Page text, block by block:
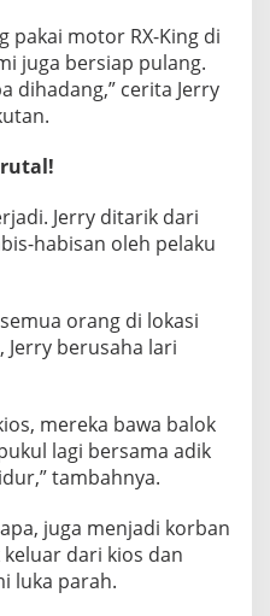
pakai motor RX-King di
juga bersiap pulang.
dihadang,” cerita Jerry
Jerry ditarik dari
habisan oleh pelaku
orang di lokasi
berusaha lari
mereka bawa balok
lagi bersama adik
tambahnya.
juga menjadi korban
dari kios dan
luka parah.